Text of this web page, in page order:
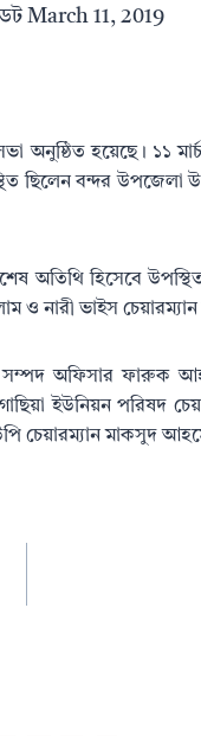
March 11, 2019
অনুষ্ঠিত হয়েছে। ১১
ছিলেন বন্দর উপজেলা
অতিথি হিসেবে
ও নারী ভাইস
সম্পদ অফিসার ফারুক
ইউনিয়ন পরিষদ
চেয়ারম্যান মাকসুদ